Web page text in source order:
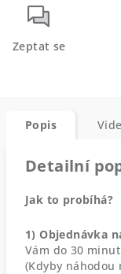
Zeptat se
Popis
Detailní
Jak to probíhá?
1) Objednávka
Vám do 30
(Kdyby náhodou